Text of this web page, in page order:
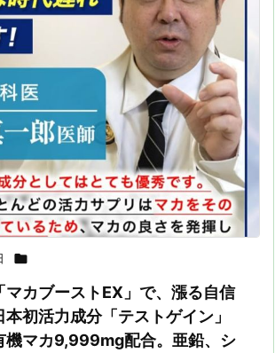

マカブーストEX」で、漲る自信
本初活力成分「テストゲイン」
マカ9,999mg配合。亜鉛、シ